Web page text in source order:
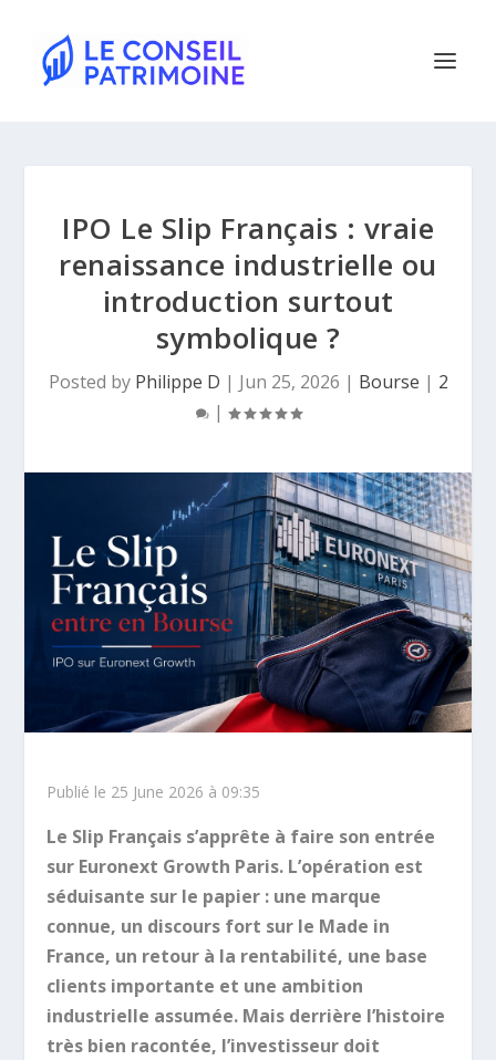
IPO Le Slip Français : vraie
renaissance industrielle ou
introduction surtout
symbolique ?
Posted by Philippe D | Jun 25, 2026 | Bourse | 2
|
Publié le 25 June 2026 à 09:35
Le Slip Français s’apprête à faire son entrée
sur Euronext Growth Paris. L’opération est
séduisante sur le papier : une marque
connue, un discours fort sur le Made in
France, un retour à la rentabilité, une base
clients importante et une ambition
industrielle assumée. Mais derrière l’histoire
très bien racontée, l’investisseur doit